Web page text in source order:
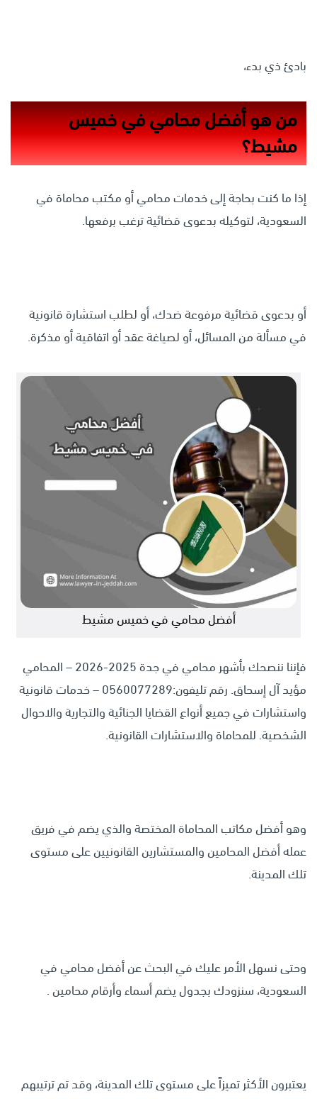
بادئ ذي بدء،
من هوأفضل محامي في خميس
مشيط؟
إذا ما كنت بحاجة إلى خدمات محامي أو مكتب محاماة في
السعودية، لتوكيله بدعوى قضائية ترغب برفعها.
أو بدعوى قضائية مرفوعة ضدك، أو لطلب استشارة قانونية
في مسألة من المسائل، أو لصياغة عقد أو اتفاقية أو مذكرة.
أفضل محامي في خميس مشيط
فإننا ننصحك بأشهر محامي في جدة 2025-2026 – المحامي
مؤيد آل إسحاق. رقم تليفون:0560077289 – خدمات قانونية
واستشارات في جميع أنواع القضايا الجنائية والتجارية والاحوال
الشخصية. للمحاماة والاستشارات القانونية.
وهو أفضل مكاتب المحاماة المختصة والذي يضم في فريق
عمله أفضل المحامين والمستشارين القانونيين على مستوى
تلك المدينة.
وحتى نسهل الأمر عليك في البحث عن أفضل محامي في
السعودية، سنزودك بجدول يضم أسماء وأرقام محامين .
يعتبرون الأكثر تميزاً على مستوى تلك المدينة، وقد تم ترتيبهم